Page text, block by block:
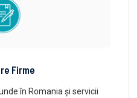
Firme
în Romania și servicii